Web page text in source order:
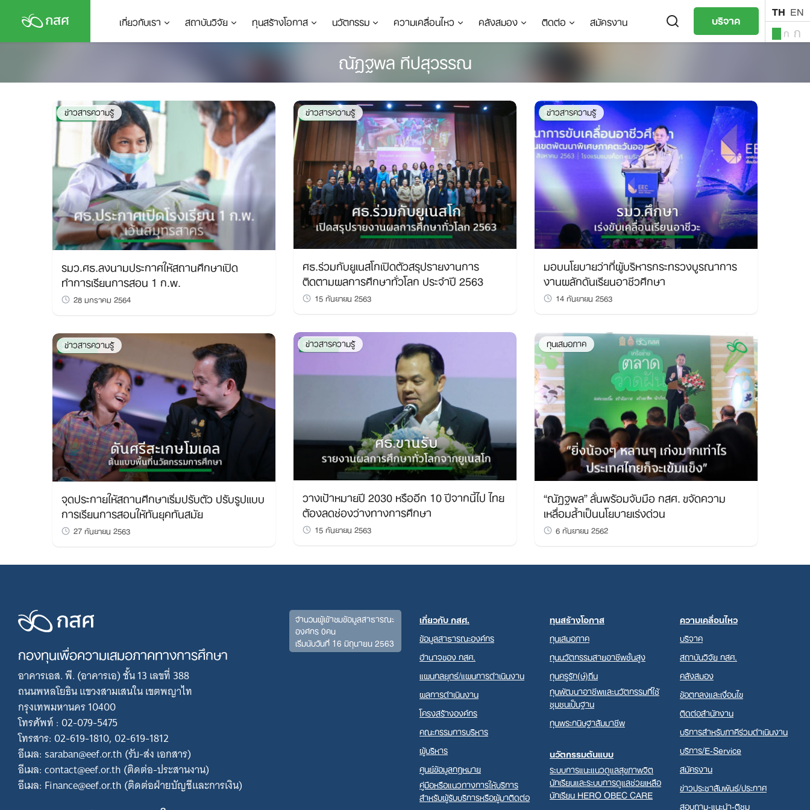
content
เกี่ยวกับเรา สถาบันวิจัย ทุนสร้างโอกาส นวัตกรรม ความเคลื่อนไหว คลังสมอง ติดต่อ สมัครงาน บริจาค TH EN
ก ก
Search
ณัฏฐพล ทีปสุวรรณ
ข่าวสารความรู้
รมว.ศธ.ลงนามประกาศให้สถานศึกษาเปิด
ทำการเรียนการสอน 1 ก.พ.
28 มกราคม 2564
ข่าวสารความรู้
จุดประกายให้สถานศึกษาเริ่มปรับตัว ปรับรูปแบบ
การเรียนการสอนให้ทันยุคทันสมัย
27 กันยายน 2563
ข่าวสารความรู้
ศธ.ร่วมกับยูเนสโกเปิดตัวสรุปรายงานการ
ติดตามผลการศึกษาทั่วโลก ประจำปี 2563
15 กันยายน 2563
ข่าวสารความรู้
วางเป้าหมายปี 2030 หรืออีก 10 ปีจากนี้ไป ไทย
ต้องลดช่องว่างทางการศึกษา
15 กันยายน 2563
ข่าวสารความรู้
มอบนโยบายว่าที่ผู้บริหารกระทรวงบูรณาการ
งานผลักดันเรียนอาชีวศึกษา
14 กันยายน 2563
ทุนเสมอภาค
“ณัฏฐพล” ลั่นพร้อมจับมือ กสศ. ขจัดความ
เหลื่อมล้ำเป็นนโยบายเร่งด่วน
6 กันยายน 2562
กองทุนเพื่อความเสมอภาคทางการศึกษา
อาคารเอส. พี. (อาคารเอ) ชั้น 13 เลขที่ 388
ถนนพหลโยธิน แขวงสามเสนใน เขตพญาไท
กรุงเทพมหานคร 10400
โทรศัพท์ : 02-079-5475
โทรสาร: 02-619-1810, 02-619-1812
อีเมล: saraban@eef.or.th (รับ-ส่ง เอกสาร)
อีเมล: contact@eef.or.th (ติดต่อ-ประสานงาน)
อีเมล: Finance@eef.or.th (ติดต่อฝ่ายบัญชีและการเงิน)
จำนวนผู้เข้าชมข้อมูลสาธารณะ
องค์กร 0คน
เริ่มนับวันที่ 16 มิถุนายน 2563
เกี่ยวกับ กสศ.
ข้อมูลสาธารณะองค์กร
อำนาจของ กสศ.
แผนกลยุทธ์/แผนการดำเนินงาน
ผลการดำเนินงาน
โครงสร้างองค์กร
คณะกรรมการบริหาร
ผู้บริหาร
ศูนย์ข้อมูลกฎหมาย
คู่มือหรือแนวทางการให้บริการ
สำหรับผู้รับบริการหรือผู้มาติดต่อ
ทุนสร้างโอกาส
ทุนเสมอภาค
ทุนนวัตกรรมสายอาชีพชั้นสูง
ทุนครูรัก(ษ์)ถิ่น
ทุนพัฒนาอาชีพและนวัตกรรมที่ใช้
ชุมชนเป็นฐาน
ทุนพระกนิษฐาสัมมาชีพ
นวัตกรรมต้นแบบ
ระบบการแนะแนวดูแลสุขภาพจิต
นักเรียนและระบบการดูแลช่วยเหลือ
นักเรียน HERO OBEC CARE
ความเคลื่อนไหว
บริจาค
สถาบันวิจัย กสศ.
คลังสมอง
ข้อตกลงและเงื่อนไข
ติดต่อสำนักงาน
บริการสำหรับภาคีร่วมดำเนินงาน
บริการ/E-Service
สมัครงาน
ข่าวประชาสัมพันธ์/ประกาศ
สอบถาม-แนะนำ-ติชม